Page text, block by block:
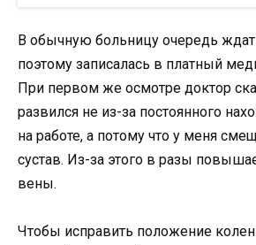
В обычную больницу очередь
поэтому записалась в платный
При первом же осмотре доктор
развился не из-за постоянного
на работе, а потому что у меня
сустав. Из-за этого в разы
вены.
Чтобы исправить положение